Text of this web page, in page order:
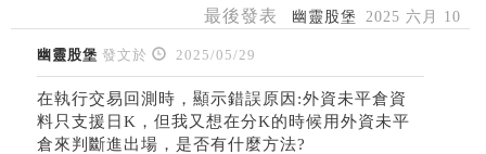
最後發表 幽靈股堡 2025 六月 10
幽靈股堡 發文於 2025/05/29
在執行交易回測時，顯示錯誤原因:外資未平倉資
料只支援日K，但我又想在分K的時候用外資未平
倉來判斷進出場，是否有什麼方法?